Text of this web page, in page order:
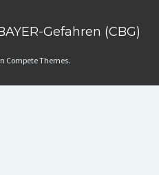
Gefahren (CBG)
Compete Themes.